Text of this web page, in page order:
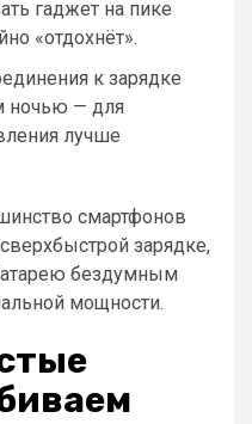
гаджет на пике
«отдохнёт».
к зарядке
ночью — для
лучше
смартфонов
зарядке,
бездумным
мощности.